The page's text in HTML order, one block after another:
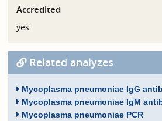
Accredited
yes
Related analyzes
Mycoplasma pneumoniae IgG
Mycoplasma pneumoniae IgM
Mycoplasma pneumoniae PCR